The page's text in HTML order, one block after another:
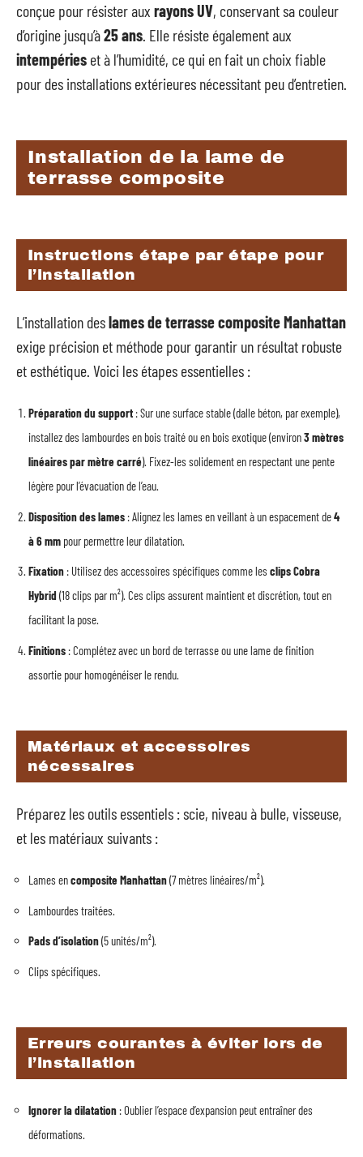
conçue pour résister aux rayons UV, conservant sa couleur
d’origine jusqu’à25 ans. Elle résiste également aux
intempéries et à l’humidité, ce qui en fait un choix fiable
pour des installations extérieures nécessitant peu d’entretien.
Installation de la lame de
terrasse composite
Instructions étape par étape pour
l’installation
L’installation deslames de terrasse composite Manhattan
exige précision et méthode pour garantir un résultat robuste
et esthétique. Voici les étapes essentielles :
Préparation du support : Sur une surface stable (dalle béton, par exemple),
installez des lambourdes en bois traité ou en bois exotique (environ3 mètres
linéaires par mètre carré). Fixez-les solidement en respectant une pente
légère pour l’évacuation de l’eau.
Disposition des lames : Alignez les lames en veillant à un espacement de4
à 6 mm pour permettre leur dilatation.
Fixation : Utilisez des accessoires spécifiques comme les clips Cobra
Hybrid(18 clips par m²). Ces clips assurent maintient et discrétion, tout en
facilitant la pose.
Finitions : Complétez avec un bord de terrasse ou une lame de finition
assortie pour homogénéiser le rendu.
Matériaux et accessoires
nécessaires
Préparez les outils essentiels : scie, niveau à bulle, visseuse,
et les matériaux suivants :
Lames encomposite Manhattan(7 mètres linéaires/m²).
Lambourdes traitées.
Pads d’isolation(5 unités/m²).
Clips spécifiques.
Erreurs courantes à éviter lors de
l’installation
Ignorer la dilatation : Oublier l’espace d’expansion peut entraîner des
déformations.